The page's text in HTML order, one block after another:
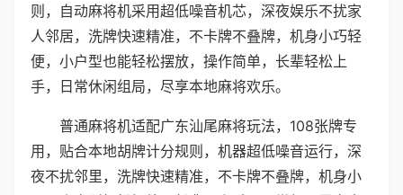
则，自动麻将机采用超低噪音机芯，深夜娱乐不扰家
人邻居，洗牌快速精准，不卡牌不叠牌，机身小巧轻
便，小户型也能轻松摆放，操作简单，长辈轻松上
手，日常休闲组局，尽享本地麻将欢乐。
普通麻将机适配广东汕尾麻将玩法，108张牌专
用，贴合本地胡牌计分规则，机器超低噪音运行，深
夜不扰邻里，洗牌快速精准，不卡牌不叠牌，机身小